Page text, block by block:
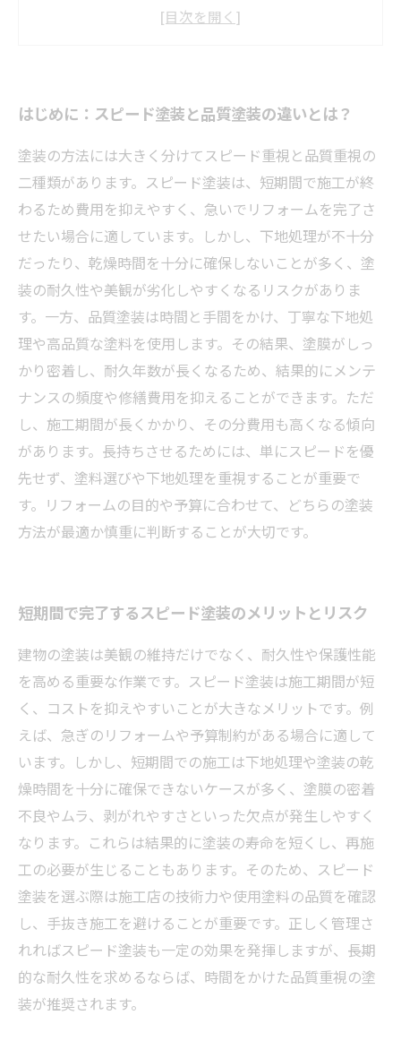
時間をかける品質塗装の価値と長持ちの秘密
まとめ：後悔しない塗装選びのためのポイント
とは？
スピード重視の塗装が適しているケースとは？
品質重視の塗装で長持ちさせるための具体的な
方法
はじめに：スピード塗装と品質塗装の違いとは？
塗装の方法には大きく分けてスピード重視と品質重視の
二種類があります。スピード塗装は、短期間で施工が終
わるため費用を抑えやすく、急いでリフォームを完了さ
せたい場合に適しています。しかし、下地処理が不十分
だったり、乾燥時間を十分に確保しないことが多く、塗
装の耐久性や美観が劣化しやすくなるリスクがありま
す。一方、品質塗装は時間と手間をかけ、丁寧な下地処
理や高品質な塗料を使用します。その結果、塗膜がしっ
かり密着し、耐久年数が長くなるため、結果的にメンテ
ナンスの頻度や修繕費用を抑えることができます。ただ
し、施工期間が長くかかり、その分費用も高くなる傾向
があります。長持ちさせるためには、単にスピードを優
先せず、塗料選びや下地処理を重視することが重要で
す。リフォームの目的や予算に合わせて、どちらの塗装
方法が最適か慎重に判断することが大切です。
短期間で完了するスピード塗装のメリットとリスク
建物の塗装は美観の維持だけでなく、耐久性や保護性能
を高める重要な作業です。スピード塗装は施工期間が短
く、コストを抑えやすいことが大きなメリットです。例
えば、急ぎのリフォームや予算制約がある場合に適して
います。しかし、短期間での施工は下地処理や塗装の乾
燥時間を十分に確保できないケースが多く、塗膜の密着
不良やムラ、剥がれやすさといった欠点が発生しやすく
なります。これらは結果的に塗装の寿命を短くし、再施
工の必要が生じることもあります。そのため、スピード
塗装を選ぶ際は施工店の技術力や使用塗料の品質を確認
し、手抜き施工を避けることが重要です。正しく管理さ
れればスピード塗装も一定の効果を発揮しますが、長期
的な耐久性を求めるならば、時間をかけた品質重視の塗
装が推奨されます。